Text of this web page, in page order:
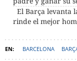
El Barça levanta
rinde el mejor
BARCELONA